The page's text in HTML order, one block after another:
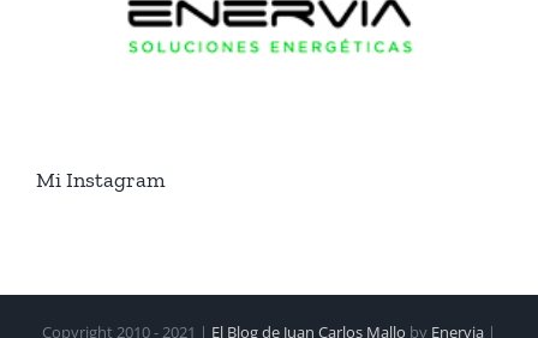
Mi Instagram
Copyright 2010 - 2021 | El Blog de Juan Carlos Mallo by Enervia |